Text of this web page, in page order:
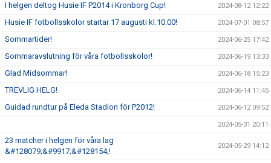
I helgen deltog Husie IF P2014 i Kronborg Cup! 2024-08-12 12:22
Husie IF fotbollsskolor startar 17 augusti kl.10:00! 2024-07-01 08:57
Sommartider! 2024-06-25 17:42
Sommaravslutning för våra fotbollsskolor! 2024-06-19 13:33
Glad Midsommar! 2024-06-18 15:23
TREVLIG HELG! 2024-06-14 11:45
Guidad rundtur på Eleda Stadion för P2012! 2024-06-12 09:52
2024-05-31 20:11
23 matcher i helgen för våra lag
&#128079;&#9917;&#128154;!
2024-05-29 14:12